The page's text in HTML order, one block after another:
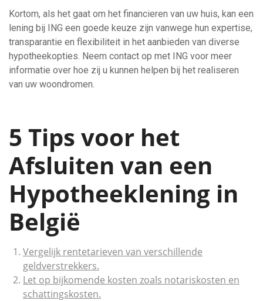
Kortom, als het gaat om het financieren van uw huis, kan een
lening bij ING een goede keuze zijn vanwege hun expertise,
transparantie en flexibiliteit in het aanbieden van diverse
hypotheekopties. Neem contact op met ING voor meer
informatie over hoe zij u kunnen helpen bij het realiseren
van uw woondromen.
5 Tips voor het
Afsluiten van een
Hypotheeklening in
België
Vergelijk rentetarieven van verschillende
geldverstrekkers.
Let op bijkomende kosten zoals notariskosten en
schattingskosten.